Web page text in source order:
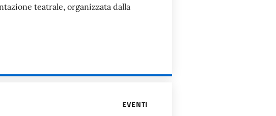
teatrale, organizzata dalla
EVENTI